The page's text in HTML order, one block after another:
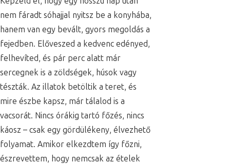
nem fáradt sóhajjal nyitsz be a konyhába,
hanem van egy bevált, gyors megoldás a
fejedben. Előveszed a kedvenc edényed,
felhevíted, és pár perc alatt már
sercegnek is a zöldségek, húsok vagy
tészták. Az illatok betöltik a teret, és
mire észbe kapsz, már tálalod is a
vacsorát. Nincs órákig tartó főzés, nincs
káosz – csak egy gördülékeny, élvezhető
folyamat. Amikor elkezdtem így főzni,
észrevettem, hogy nemcsak az ételek